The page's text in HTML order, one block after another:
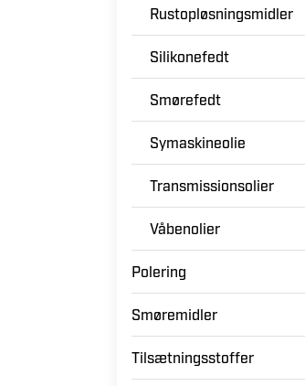
Rustopløsningsmidler
Silikonefedt
Smørefedt
Symaskineolie
Transmissionsolier
Våbenolier
Polering
Smøremidler
Tilsætningsstoffer